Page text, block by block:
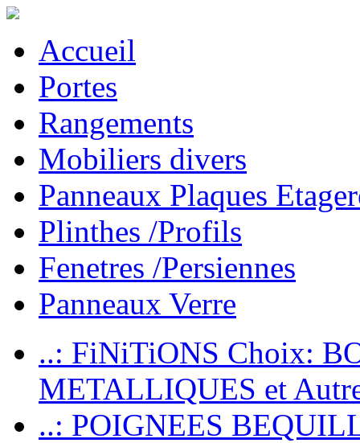
Accueil
Portes
Rangements
Mobiliers divers
Panneaux Plaques
Plinthes /Profils
Fenetres /Persiennes
Panneaux Verre
..: FiNiTiONS Choix:
METALLIQUES et
..: POIGNEES